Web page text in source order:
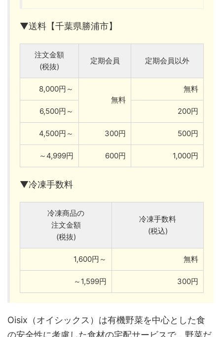
▼送料【千葉県勝浦市】
注文金額
(税抜)
定期会員 定期会員以外
8,000円～
無料
無料
6,500円～ 200円
4,500円～ 300円 500円
～4,999円 600円 1,000円
▼冷凍手数料
冷凍商品の
注文金額
(税抜)
冷凍手数料
(税込)
1,600円～ 無料
～1,599円 300円
Oisix（オイシックス）は有機野菜を中心とした食
の安全性に考慮した食材の宅配サービスで、野菜だ